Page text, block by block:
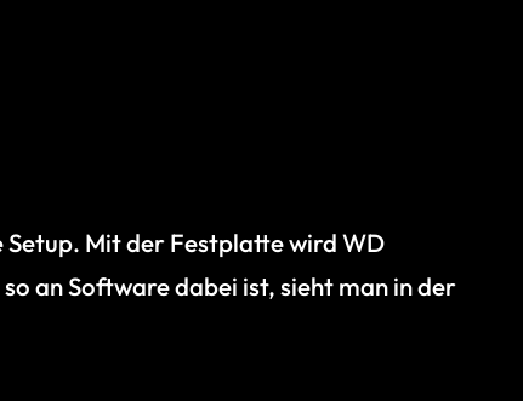
Setup. Mit der Festplatte wird WD
an Software dabei ist, sieht man in der